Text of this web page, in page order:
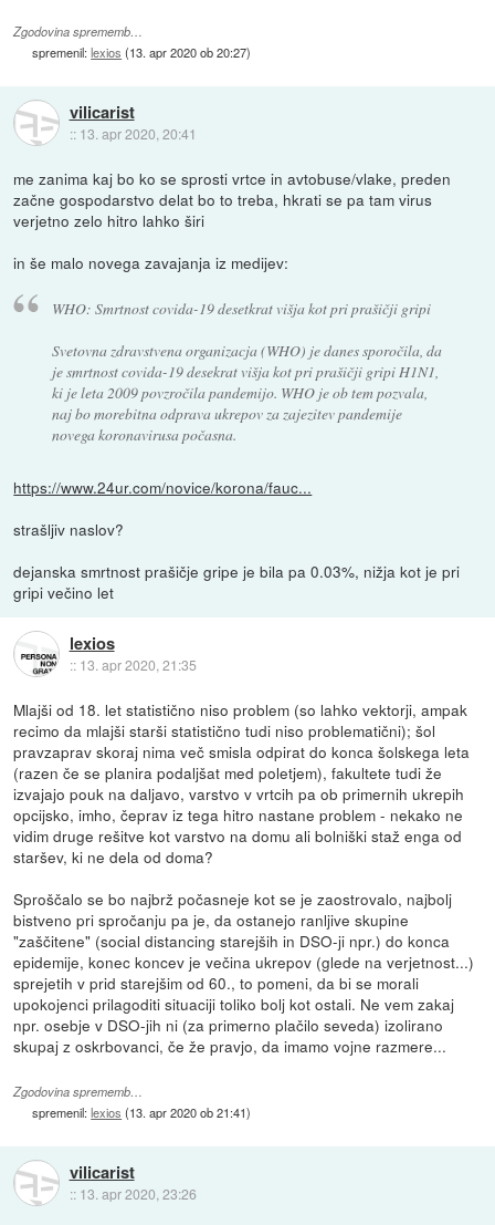
Zgodovina sprememb…
spremenil:lexios (13. apr 2020 ob 20:27)
vilicarist
:: 13. apr 2020, 20:41
me zanima kaj bo ko se sprosti vrtce in avtobuse/vlake, preden
začne gospodarstvo delat bo to treba, hkrati se pa tam virus
verjetno zelo hitro lahko širi
in še malo novega zavajanja iz medijev:
WHO: Smrtnost covida-19 desetkrat višja kot pri prašičji gripi
Svetovna zdravstvena organizacja (WHO) je danes sporočila, da
je smrtnost covida-19 desekrat višja kot pri prašičji gripi H1N1,
ki je leta 2009 povzročila pandemijo. WHO je ob tem pozvala,
naj bo morebitna odprava ukrepov za zajezitev pandemije
novega koronavirusa počasna.
https://www.24ur.com/novice/korona/fauc...
strašljiv naslov?
dejanska smrtnost prašičje gripe je bila pa 0.03%, nižja kot je pri
gripi večino let
lexios
:: 13. apr 2020, 21:35
Mlajši od 18. let statistično niso problem (so lahko vektorji, ampak
recimo da mlajši starši statistično tudi niso problematični); šol
pravzaprav skoraj nima več smisla odpirat do konca šolskega leta
(razen če se planira podaljšat med poletjem), fakultete tudi že
izvajajo pouk na daljavo, varstvo v vrtcih pa ob primernih ukrepih
opcijsko, imho, čeprav iz tega hitro nastane problem - nekako ne
vidim druge rešitve kot varstvo na domu ali bolniški staž enga od
staršev, ki ne dela od doma?
Sproščalo se bo najbrž počasneje kot se je zaostrovalo, najbolj
bistveno pri spročanju pa je, da ostanejo ranljive skupine
"zaščitene" (social distancing starejših in DSO-ji npr.) do konca
epidemije, konec koncev je večina ukrepov (glede na verjetnost...)
sprejetih v prid starejšim od 60., to pomeni, da bi se morali
upokojenci prilagoditi situaciji toliko bolj kot ostali. Ne vem zakaj
npr. osebje v DSO-jih ni (za primerno plačilo seveda) izolirano
skupaj z oskrbovanci, če že pravjo, da imamo vojne razmere...
Zgodovina sprememb…
spremenil:lexios (13. apr 2020 ob 21:41)
vilicarist
:: 13. apr 2020, 23:26